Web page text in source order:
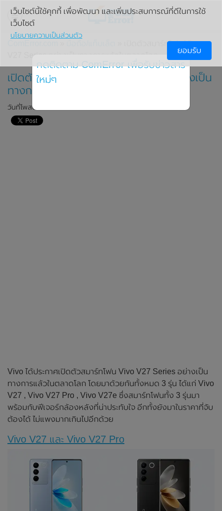
» เปิดตัวสมาร์ทโฟน Vivo
เปิดตัวสมาร์ทโฟน Vivo V27 Series อย่างเป็น
ทางการแล้วในตลาดโลก
วันที่โพสต์: 14 มีนาคม 2023
Vivo ได้ประกาศเปิดตัวสมาร์ทโฟน Vivo V27 Series อย่างเป็น
ทางการแล้วในตลาดโลก โดยมาด้วยกันทั้งหมด 3 รุ่น ได้แก่ Vivo
V27 , Vivo V27 Pro , Vivo V27e ซึ่งสมาร์ทโฟนทั้ง 3 รุ่นมา
พร้อมกับฟีเจอร์กล้องหลังที่น่าประทับใจ อีกทั้งยังมาในราคาที่จับ
ต้องได้ ไม่แพงมากเกินไปอีกด้วย
Vivo V27 และ Vivo V27 Pro
เว็บไซต์นี้ใช้คุกกี้ เพื่อพัฒนา และเพิ่มประสบการณ์ที่ดีในการใช้
เว็บไซต์
นโยบายความเป็นส่วนตัว
ยอมรับ
กดติดตาม ComError เพื่อรับข่าวสาร
ใหม่ๆ